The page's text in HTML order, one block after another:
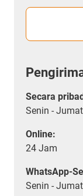
Secara
Senin -
Online:
24 Jam
WhatsApp-
Senin -